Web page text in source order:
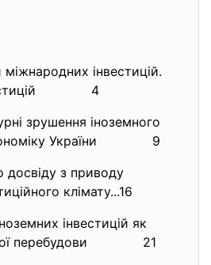
інвестицій.
4
іноземного
України 9
досвіду з приводу
клімату...16
інвестицій як
перебудови 21